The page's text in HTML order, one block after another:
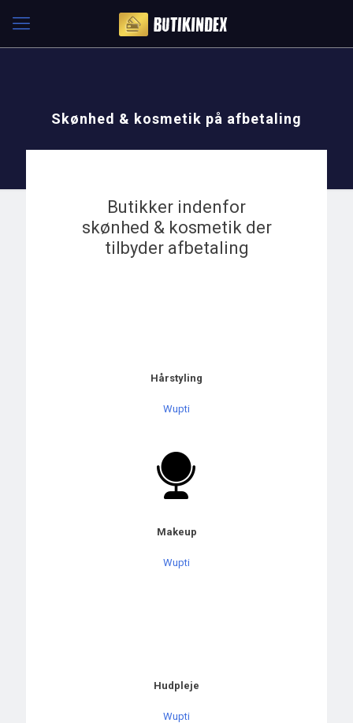
Skønhed & kosmetik på afbetaling
Butikker indenfor
skønhed & kosmetik der
tilbyder afbetaling
Hårstyling
Wupti
Makeup
Wupti
Hudpleje
Wupti